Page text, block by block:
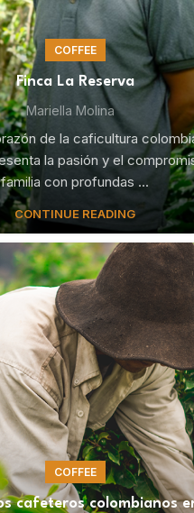
COFFEE
Finca La Reserva
Mariella Molina
de la caficultura
la pasión y el
familia con profundas ...
CONTINUE READING
COFFEE
cafeteros colombianos